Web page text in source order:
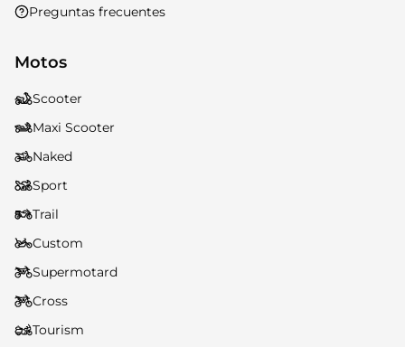
Preguntas frecuentes
Motos
Scooter
Maxi Scooter
Naked
Sport
Trail
Custom
Supermotard
Cross
Tourism